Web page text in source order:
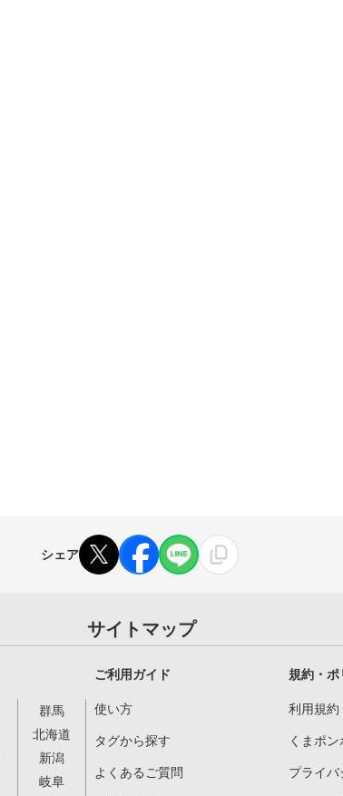
シェア
群馬
北海道
新潟
岐阜
サイトマップ
ご利用ガイド
使い方
タグから探す
よくあるご質問
規約・ポ
利用規約
くまポ
プライ